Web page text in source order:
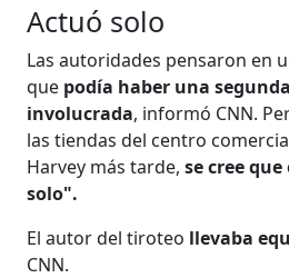
Actuó solo
Las autoridades pensaron en
que podía haber una
involucrada, informó CNN.
las tiendas del centro
Harvey más tarde,se cree
solo".
El autor del tiroteo llevaba
CNN.